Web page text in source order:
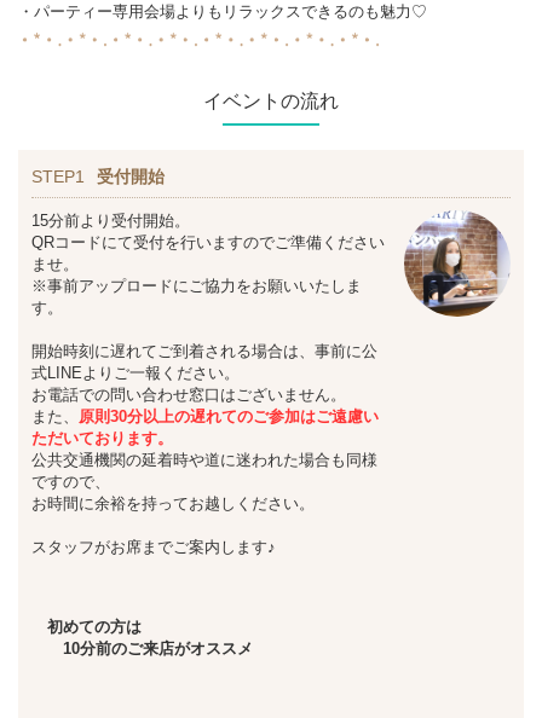
・パーティー専用会場よりもリラックスできるのも魅力♡
イベントの流れ
STEP1 受付開始
15分前より受付開始。
QRコードにて受付を行いますのでご準備ください
ませ。
※事前アップロードにご協力をお願いいたしま
す。
開始時刻に遅れてご到着される場合は、事前に公
式LINEよりご一報ください。
お電話での問い合わせ窓口はございません。
また、 原則30分以上の遅れてのご参加はご遠慮い
ただいております。
公共交通機関の延着時や道に迷われた場合も同様
ですので、
お時間に余裕を持ってお越しください。
スタッフがお席までご案内します♪
初めての方は
10分前のご来店がオススメ